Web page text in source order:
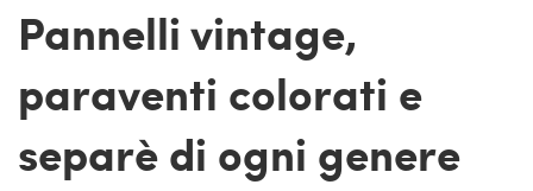
Pannelli vintage,
paraventi colorati e
separè di ogni genere